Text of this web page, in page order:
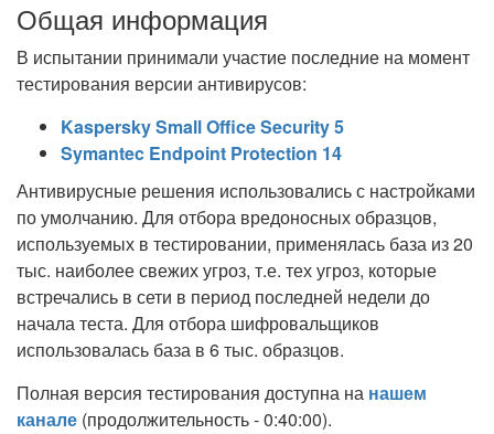
Общая информация
В испытании принимали участие последние на момент
тестирования версии антивирусов:
Kaspersky Small Office Security 5
Symantec Endpoint Protection 14
Антивирусные решения использовались с настройками
по умолчанию. Для отбора вредоносных образцов,
используемых в тестировании, применялась база из 20
тыс. наиболее свежих угроз, т.е. тех угроз, которые
встречались в сети в период последней недели до
начала теста. Для отбора шифровальщиков
использовалась база в 6 тыс. образцов.
Полная версия тестирования доступна на нашем
канале (продолжительность - 0:40:00).